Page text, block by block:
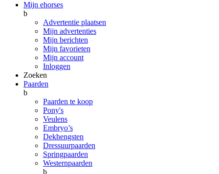
Mijn ehorses
b
Advertentie plaatsen
Mijn advertenties
Mijn berichten
Mijn favorieten
Mijn account
Inloggen
Zoeken
Paarden
b
Paarden te koop
Pony's
Veulens
Embryo’s
Dekhengsten
Dressuurpaarden
Springpaarden
Westernpaarden
b